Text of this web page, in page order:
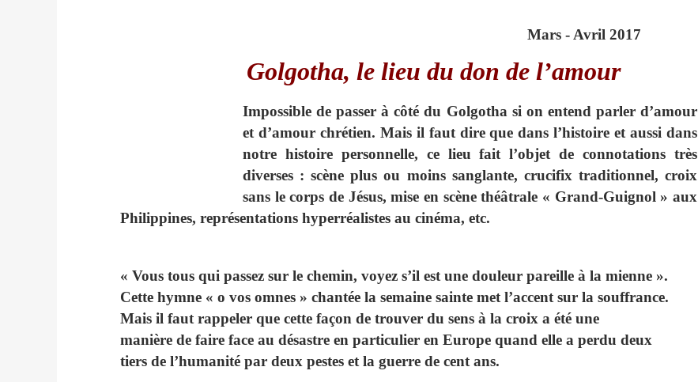
Mars - Avril 2017
Golgotha, le lieu du don de l’amour
Impossible de passer à côté du Golgotha si on entend parler d’amour
et d’amour chrétien. Mais il faut dire que dans l’histoire et aussi dans
notre histoire personnelle, ce lieu fait l’objet de connotations très
diverses : scène plus ou moins sanglante, crucifix traditionnel, croix
sans le corps de Jésus, mise en scène théâtrale « Grand-Guignol » aux
Philippines, représentations hyperréalistes au cinéma, etc.
« Vous tous qui passez sur le chemin, voyez s’il est une douleur pareille à la mienne ».
Cette hymne « o vos omnes » chantée la semaine sainte met l’accent sur la souffrance.
Mais il faut rappeler que cette façon de trouver du sens à la croix a été une
manière de faire face au désastre en particulier en Europe quand elle a perdu deux
tiers de l’humanité par deux pestes et la guerre de cent ans.